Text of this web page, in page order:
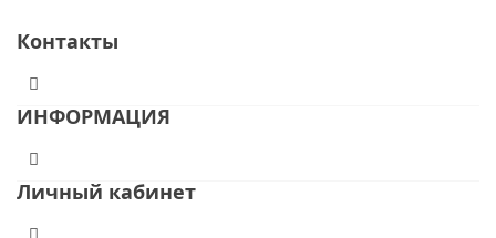
Контакты
ИНФОРМАЦИЯ
Личный кабинет